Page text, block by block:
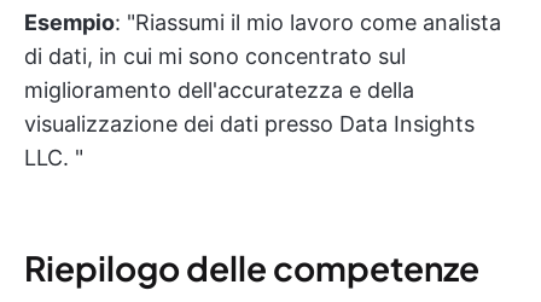
Esempio: "Riassumi il mio lavoro come analista
di dati, in cui mi sono concentrato sul
miglioramento dell'accuratezza e della
visualizzazione dei dati presso Data Insights
LLC. "
Riepilogo delle competenze